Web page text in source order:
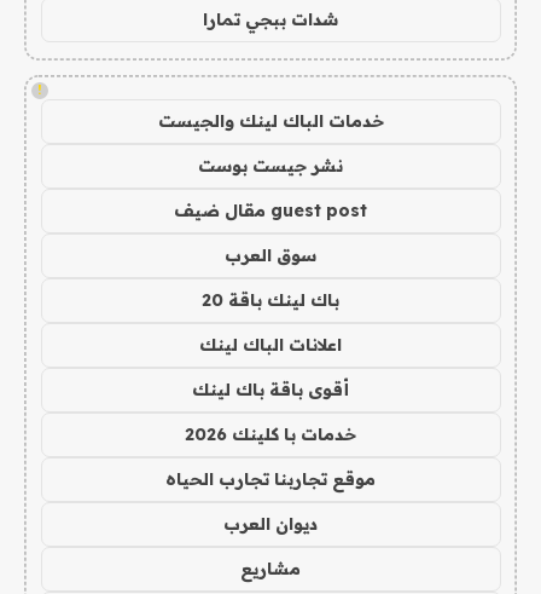
شدات ببجي تمارا
!
خدمات الباك لينك والجيست
نشر جيست بوست
guest post مقال ضيف
سوق العرب
باك لينك باقة 20
اعلانات الباك لينك
أقوى باقة باك لينك
خدمات با كلينك 2026
موقع تجاربنا تجارب الحياه
ديوان العرب
مشاريع